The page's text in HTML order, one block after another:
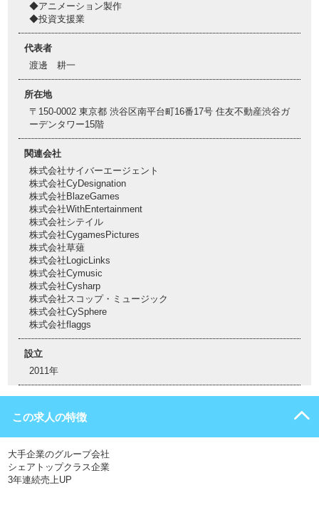
◆アニメーション製作
◆投資支援業
代表者
渡邊 耕一
所在地
〒150-0002 東京都 渋谷区南平台町16番17号 住友不動産渋谷ガ
ーデンタワー15階
関連会社
株式会社サイバーエージェント
株式会社CyDesignation
株式会社BlazeGames
株式会社WithEntertainment
株式会社シテイル
株式会社CygamesPictures
株式会社草薙
株式会社LogicLinks
株式会社Cymusic
株式会社Cysharp
株式会社スコップ・ミュージック
株式会社CySphere
株式会社flaggs
設立
2011年
この求人の特徴
大手企業のグループ会社
シェアトップクラス企業
3年連続売上UP